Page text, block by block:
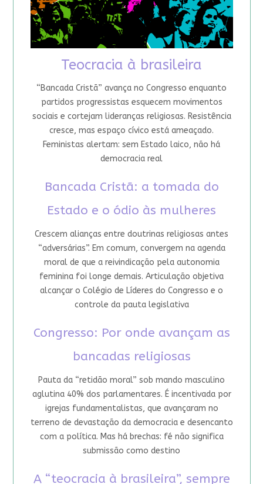
Teocracia à brasileira
“Bancada Cristã” avança no Congresso enquanto
partidos progressistas esquecem movimentos
sociais e cortejam lideranças religiosas. Resistência
cresce, mas espaço cívico está ameaçado.
Feministas alertam: sem Estado laico, não há
democracia real
Bancada Cristã: a tomada do
Estado e o ódio às mulheres
Crescem alianças entre doutrinas religiosas antes
“adversárias”. Em comum, convergem na agenda
moral de que a reivindicação pela autonomia
feminina foi longe demais. Articulação objetiva
alcançar o Colégio de Líderes do Congresso e o
controle da pauta legislativa
Congresso: Por onde avançam as
bancadas religiosas
Pauta da “retidão moral” sob mando masculino
aglutina 40% dos parlamentares. É incentivada por
igrejas fundamentalistas, que avançaram no
terreno de devastação da democracia e desencanto
com a política. Mas há brechas: fé não significa
submissão como destino
A “teocracia à brasileira”, sempre